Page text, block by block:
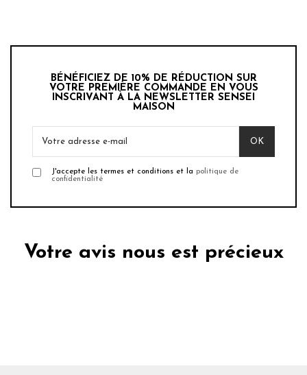
BÉNÉFICIEZ DE 10% DE RÉDUCTION SUR
VOTRE PREMIÈRE COMMANDE EN VOUS
INSCRIVANT À LA NEWSLETTER SENSEI
MAISON
J'accepte les termes et conditions et la politique de
confidentialité
Votre avis nous est précieux